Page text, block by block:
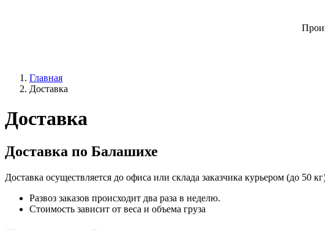
Главная
Доставка
Доставка
Доставка по Балашихе
Доставка осуществляется до офиса или склада заказчика курьером (до 50
Развоз заказов происходит два раза в неделю.
Стоимость зависит от веса и объема груза